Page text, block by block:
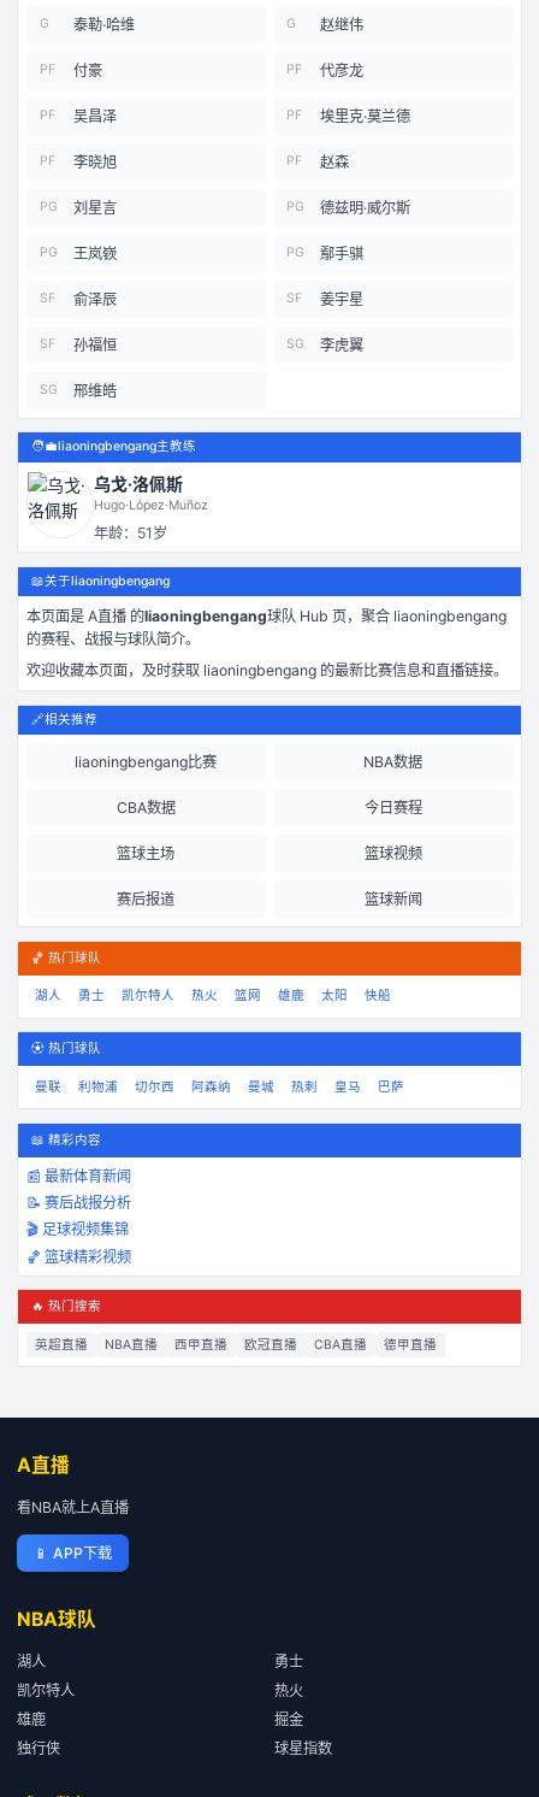
G 泰勒·哈维 G 赵继伟
PF 付豪 PF 代彦龙
PF 吴昌泽 PF 埃里克·莫兰德
PF 李晓旭 PF 赵森
PG 刘星言 PG 德兹明·威尔斯
PG 王岚嵚 PG 鄢手骐
SF 俞泽辰 SF 姜宇星
SF 孙福恒 SG 李虎翼
SG 邢维皓
🧑‍💼liaoningbengang主教练
乌戈·洛佩斯
Hugo·López·Muñoz
年龄： 51 岁
📖关于liaoningbengang
本页面是 A直播 的liaoningbengang球队 Hub 页，聚合 liaoningbengang
的赛程、战报与球队简介。
欢迎收藏本页面，及时获取 liaoningbengang 的最新比赛信息和直播链接。
🔗相关推荐
liaoningbengang比赛 NBA数据
CBA数据 今日赛程
篮球主场 篮球视频
赛后报道 篮球新闻
🏀 热门球队
湖人 勇士 凯尔特人 热火 篮网 雄鹿 太阳 快船
⚽ 热门球队
曼联 利物浦 切尔西 阿森纳 曼城 热刺 皇马 巴萨
📖 精彩内容
📰 最新体育新闻
📝 赛后战报分析
🎬 足球视频集锦
🏀 篮球精彩视频
🔥 热门搜索
英超直播 NBA直播 西甲直播 欧冠直播 CBA直播 德甲直播
A直播
看NBA就上A直播
📱 APP下载
NBA球队
湖人
勇士
凯尔特人
热火
雄鹿
掘金
独行侠
球星指数